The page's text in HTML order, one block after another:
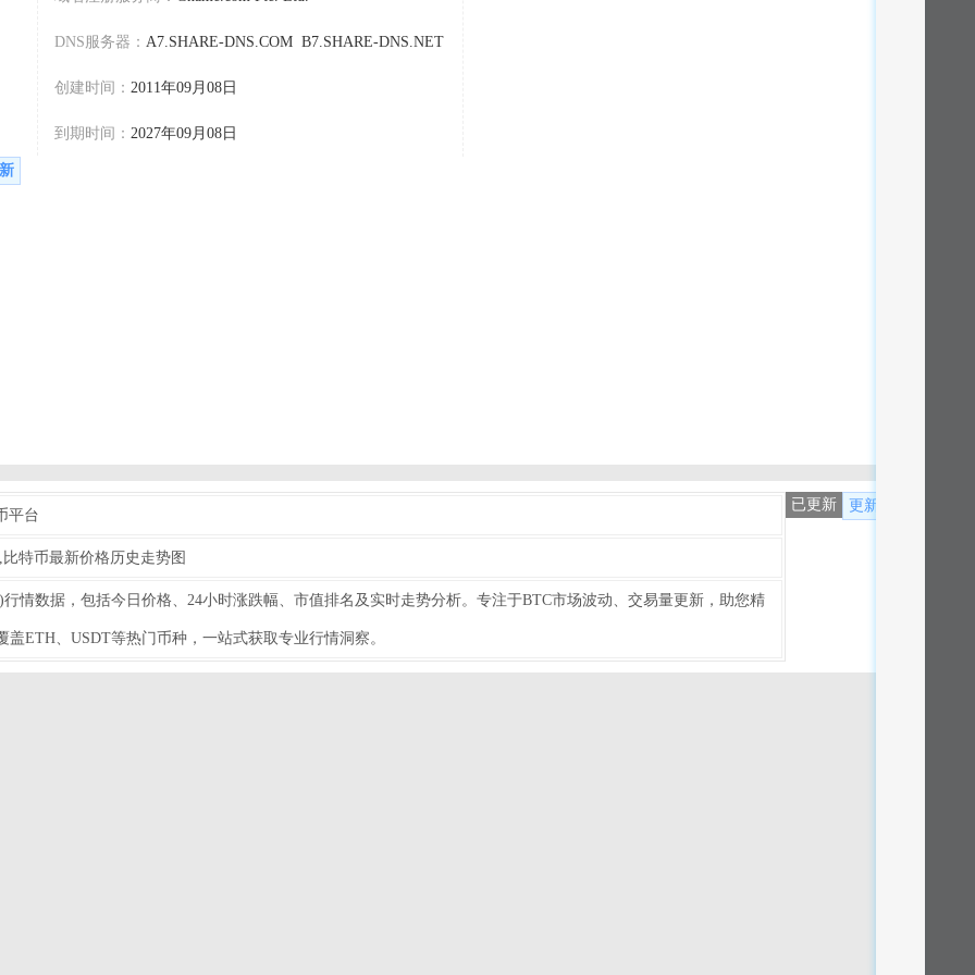
DNS服务器： A7.SHARE-DNS.COM B7.SHARE-DNS.NET
创建时间： 2011年09月08日
到期时间： 2027年09月08日
更新
已更新
平台
特币最新价格历史走势图
情数据，包括今日价格、24小时涨跌幅、市值排名及实时走势分析。专注于BTC市场波动、交易量更新，助您精
ETH、USDT等热门币种，一站式获取专业行情洞察。